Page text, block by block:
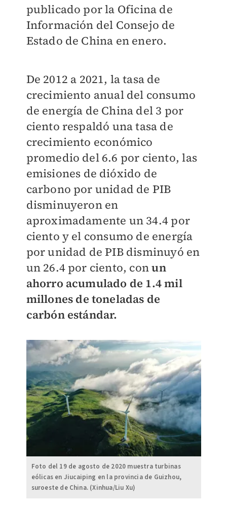
publicado por la Oficina de
Información del Consejo de
Estado de China en enero.
De 2012 a 2021, la tasa de
crecimiento anual del consumo
de energía de China del 3 por
ciento respaldó una tasa de
crecimiento económico
promedio del 6.6 por ciento, las
emisiones de dióxido de
carbono por unidad de PIB
disminuyeron en
aproximadamente un 34.4 por
ciento y el consumo de energía
por unidad de PIB disminuyó en
un 26.4 por ciento, conun
ahorro acumulado de 1.4 mil
millones de toneladas de
carbón estándar.
Foto del 19 de agosto de 2020 muestra turbinas
eólicas en Jiucaiping en la provincia de Guizhou,
suroeste de China. (Xinhua/Liu Xu)